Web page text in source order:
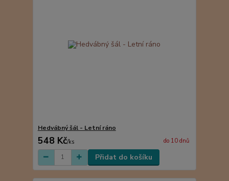
Hedvábný šál - Letní ráno
548 Kč/ks do 10 dnů
Přidat do košíku